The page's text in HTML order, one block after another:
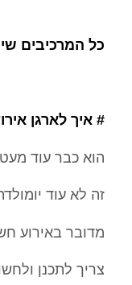
כל המרכיבים
# איך לארגן
הוא כבר עוד מעט
זה לא עוד
מדובר באירוע
צריך לתכנן